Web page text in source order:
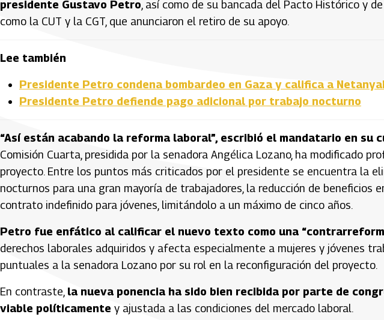
presidente Gustavo Petro , así como de su bancada del Pacto Histórico y
como la CUT y la CGT, que anunciaron el retiro de su apoyo.
Lee también
Presidente Petro condena bombardeo en Gaza y califica a
Presidente Petro defiende pago adicional por trabajo nocturno
“Así están acabando la reforma laboral”, escribió el mandatario en su
Comisión Cuarta, presidida por la senadora Angélica Lozano, ha modificado
proyecto. Entre los puntos más criticados por el presidente se encuentra la
nocturnos para una gran mayoría de trabajadores, la reducción de beneficios
contrato indefinido para jóvenes, limitándolo a un máximo de cinco años.
Petro fue enfático al calificar el nuevo texto como una
derechos laborales adquiridos y afecta especialmente a mujeres y jóvenes
puntuales a la senadora Lozano por su rol en la reconfiguración del proyecto.
En contraste, la nueva ponencia ha sido bien recibida por parte de
viable políticamente y ajustada a las condiciones del mercado laboral.